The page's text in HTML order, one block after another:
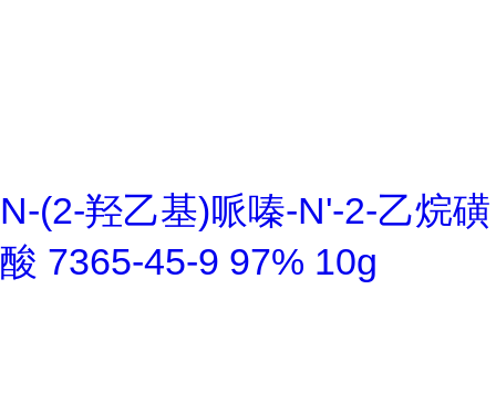
N-(2-羟乙基)哌嗪-N'-2-乙烷磺
酸 7365-45-9 97% 10g